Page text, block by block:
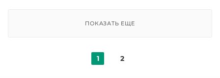
ПОКАЗАТЬ ЕЩЕ
1 2